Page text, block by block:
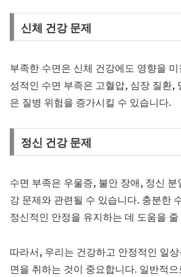
신체 건강 문제
부족한 수면은 신체 건강에도 영향을
성적인 수면 부족은 고혈압, 심장 질환,
은 질병 위험을 증가시킬 수 있습니다.
정신 건강 문제
수면 부족은 우울증, 불안 장애, 정신 분
강 문제와 관련될 수 있습니다. 충분한
정신적인 안정을 유지하는 데 도움을
따라서, 우리는 건강하고 안정적인 일
면을 취하는 것이 중요합니다. 일반적